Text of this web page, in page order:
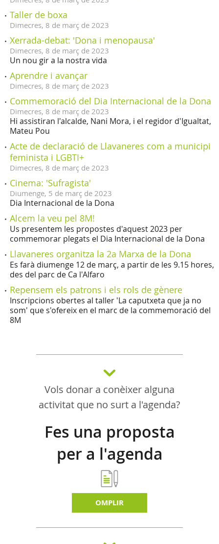
Taller de boxa
Dimecres, 8 de març de 2023
Xerrada-debat: 'Dona i menopausa'
Dimecres, 8 de març de 2023
Un nou gir a la nostra vida
Aprendre i avançar
Dimecres, 8 de març de 2023
Commemoració del Dia Internacional de la Dona
Dimecres, 8 de març de 2023
Hi assistiran l'alcalde, Nani Mora, i el regidor d'Igualtat,
Mateu Pou
Acte de declaració de Llavaneres com a municipi
feminista i LGBTI+
Dimecres, 8 de març de 2023
Cinema: 'Sufragista'
Diumenge, 5 de març de 2023
Dia Internacional de la Dona
Alcem la veu pel 8M!
Us presentem les propostes d'aquest 2023 per
commemorar plegats el Dia Internacional de la Dona
Llavaneres organitza la 2a Marxa de la Dona
Es farà diumenge 12 de març, a partir de les 9.15 hores,
des del parc de Ca l'Alfaro
Repensem els patrons i els rols de gènere
Inscripcions obertes al taller 'La caputxeta que ja no
som' que s'ofereix en el marc de la commemoració del
8M
Vols donar a conèixer alguna
activitat que no surt a l'agenda?
Fes una proposta
per a l'agenda
d'activitats
OMPLIR